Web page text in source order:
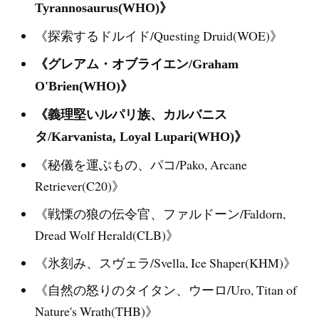
Tyrannosaurus(WHO)》
《探索するドルイド/Questing Druid(WOE)》
《グレアム・オブライエン/Graham
O'Brien(WHO)》
《義理堅いルパリ族、カルバニス
タ/Karvanista, Loyal Lupari(WHO)》
《秘儀を運ぶもの、パコ/Pako, Arcane
Retriever(C20)》
《戦慄の狼の伝令官、ファルドーン/Faldorn,
Dread Wolf Herald(CLB)》
《氷刻み、スヴェラ/Svella, Ice Shaper(KHM)》
《自然の怒りのタイタン、ウーロ/Uro, Titan of
Nature's Wrath(THB)》